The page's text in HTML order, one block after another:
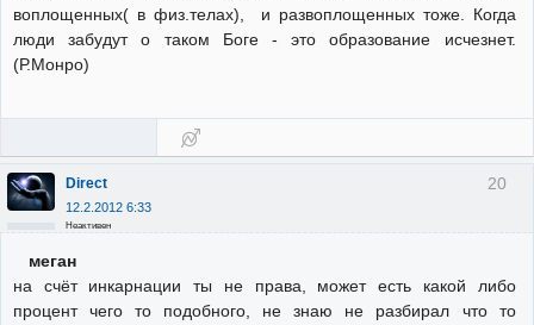
воплощенных( в физ.телах), и развоплощенных тоже. Когда
люди забудут о таком Боге - это образование исчезнет.
(Р.Монро)
20
Direct
12.2.2012 6:33
Неактивен
меган
на счёт инкарнации ты не права, может есть какой либо
процент чего то подобного, не знаю не разбирал что то